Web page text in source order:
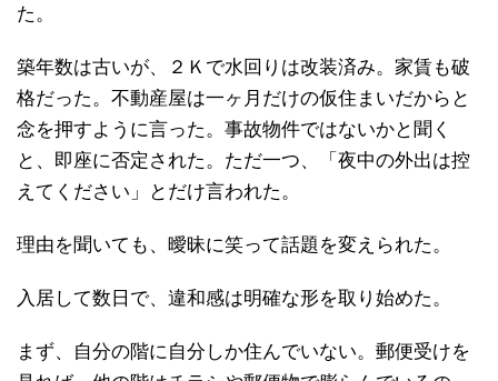
た。
築年数は古いが、２Ｋで水回りは改装済み。家賃も破
格だった。不動産屋は一ヶ月だけの仮住まいだからと
念を押すように言った。事故物件ではないかと聞く
と、即座に否定された。ただ一つ、「夜中の外出は控
えてください」とだけ言われた。
理由を聞いても、曖昧に笑って話題を変えられた。
入居して数日で、違和感は明確な形を取り始めた。
まず、自分の階に自分しか住んでいない。郵便受けを